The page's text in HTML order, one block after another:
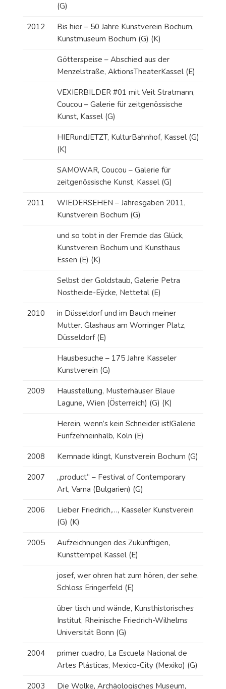
(G)
2012
Bis hier – 50 Jahre Kunstverein Bochum,
Kunstmuseum Bochum (G) (K)
Götterspeise – Abschied aus der
Menzelstraße, AktionsTheaterKassel (E)
VEXIERBILDER #01 mit Veit Stratmann,
Coucou – Galerie für zeitgenössische
Kunst, Kassel (G)
HIERundJETZT, KulturBahnhof, Kassel (G)
(K)
SAMOWAR, Coucou – Galerie für
zeitgenössische Kunst, Kassel (G)
2011
WIEDERSEHEN – Jahresgaben 2011,
Kunstverein Bochum (G)
und so tobt in der Fremde das Glück,
Kunstverein Bochum und Kunsthaus
Essen (E) (K)
Selbst der Goldstaub, Galerie Petra
Nostheide-Eÿcke, Nettetal (E)
2010
in Düsseldorf und im Bauch meiner
Mutter. Glashaus am Worringer Platz,
Düsseldorf (E)
Hausbesuche – 175 Jahre Kasseler
Kunstverein (G)
2009
Hausstellung, Musterhäuser Blaue
Lagune, Wien (Österreich) (G) (K)
Herein, wenn’s kein Schneider ist!Galerie
Fünfzehneinhalb, Köln (E)
2008 Kemnade klingt, Kunstverein Bochum (G)
2007
„product“ – Festival of Contemporary
Art, Varna (Bulgarien) (G)
2006
Lieber Friedrich,…, Kasseler Kunstverein
(G) (K)
2005
Aufzeichnungen des Zukünftigen,
Kunsttempel Kassel (E)
josef, wer ohren hat zum hören, der sehe,
Schloss Eringerfeld (E)
über tisch und wände, Kunsthistorisches
Institut, Rheinische Friedrich-Wilhelms
Universität Bonn (G)
2004
primer cuadro, La Escuela Nacional de
Artes Plásticas, Mexico-City (Mexiko) (G)
2003 Die Wolke, Archäologisches Museum,